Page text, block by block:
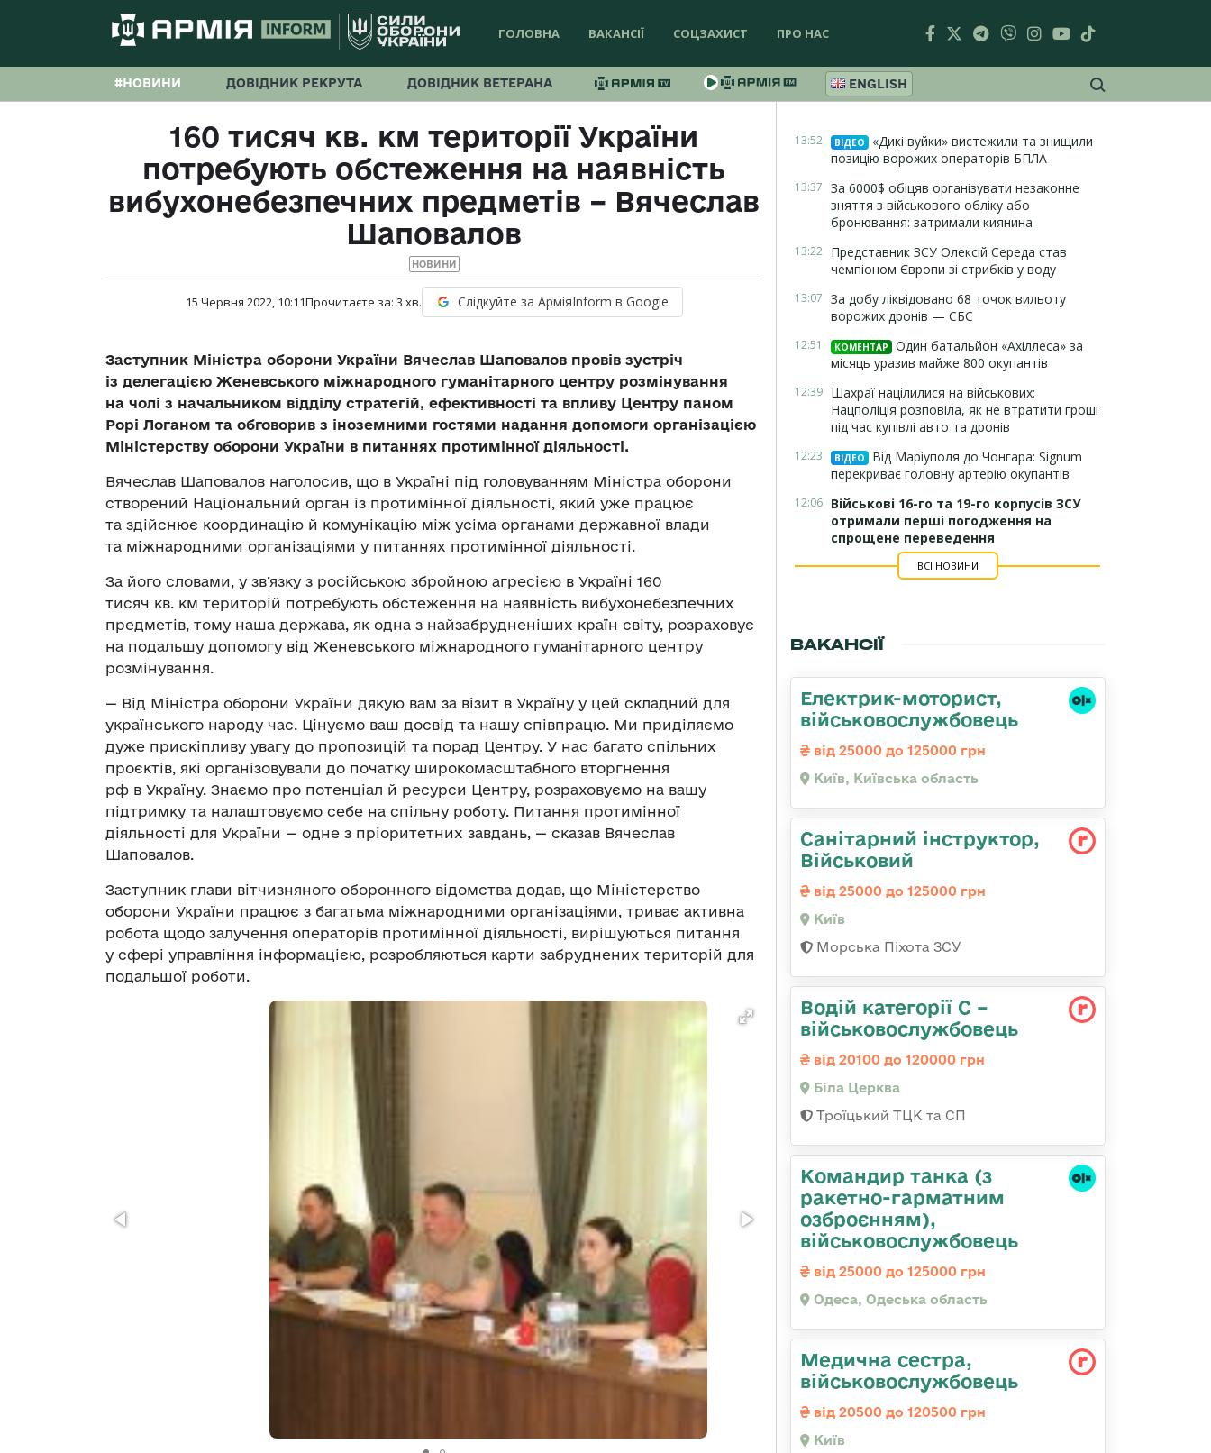
ГОЛОВНА ВАКАНСІЇ СОЦЗАХИСТ ПРО НАС
#НОВИНИ ДОВІДНИК РЕКРУТА ДОВІДНИК ВЕТЕРАНА ENGLISH
160 тисяч кв. км території України
потребують обстеження на наявність
вибухонебезпечних предметів – Вячеслав
Шаповалов
НОВИНИ
15 Червня 2022, 10:11Прочитаєте за: 3 хв. Слідкуйте за АрміяInform в Google
Заступник Міністра оборони України Вячеслав Шаповалов провів зустріч
із делегацією Женевського міжнародного гуманітарного центру розмінування
на чолі з начальником відділу стратегій, ефективності та впливу Центру паном
Рорі Логаном та обговорив з іноземними гостями надання допомоги організацією
Міністерству оборони України в питаннях протимінної діяльності.
Вячеслав Шаповалов наголосив, що в Україні під головуванням Міністра оборони
створений Національний орган із протимінної діяльності, який уже працює
та здійснює координацію й комунікацію між усіма органами державної влади
та міжнародними організаціями у питаннях протимінної діяльності.
За його словами, у зв’язку з російською збройною агресією в Україні 160
тисяч кв. км територій потребують обстеження на наявність вибухонебезпечних
предметів, тому наша держава, як одна з найзабрудненіших країн світу, розраховує
на подальшу допомогу від Женевського міжнародного гуманітарного центру
розмінування.
— Від Міністра оборони України дякую вам за візит в Україну у цей складний для
українського народу час. Цінуємо ваш досвід та нашу співпрацю. Ми приділяємо
дуже прискіпливу увагу до пропозицій та порад Центру. У нас багато спільних
проєктів, які організовували до початку широкомасштабного вторгнення
рф в Україну. Знаємо про потенціал й ресурси Центру, розраховуємо на вашу
підтримку та налаштовуємо себе на спільну роботу. Питання протимінної
діяльності для України — одне з пріоритетних завдань, — сказав Вячеслав
Шаповалов.
Заступник глави вітчизняного оборонного відомства додав, що Міністерство
оборони України працює з багатьма міжнародними організаціями, триває активна
робота щодо залучення операторів протимінної діяльності, вирішуються питання
у сфері управління інформацією, розробляються карти забруднених територій для
подальшої роботи.
13:52 ВІДЕО
«Дикі вуйки» вистежили та знищили
позицію ворожих операторів БПЛА
13:37 За 6000$ обіцяв організувати незаконне
зняття з військового обліку або
бронювання: затримали киянина
13:22 Представник ЗСУ Олексій Середа став
чемпіоном Європи зі стрибків у воду
13:07 За добу ліквідовано 68 точок вильоту
ворожих дронів — СБС
12:51 КОМЕНТАР
Один батальйон «Ахіллеса» за
місяць уразив майже 800 окупантів
12:39 Шахраї націлилися на військових:
Нацполіція розповіла, як не втратити гроші
під час купівлі авто та дронів
12:23 ВІДЕО
Від Маріуполя до Чонгара: Signum
перекриває головну артерію окупантів
12:06 Військові 16-го та 19-го корпусів ЗСУ
отримали перші погодження на
спрощене переведення
ВСІ НОВИНИ
ВАКАНСІЇ
Електрик-моторист,
військовослужбовець
від 25000 до 125000 грн
Київ, Київська область
Санітарний інструктор,
Військовий
від 25000 до 125000 грн
Київ
Морська Піхота ЗСУ
Водій категорії С –
військовослужбовець
від 20100 до 120000 грн
Біла Церква
Троїцький ТЦК та СП
Командиp танка (з
pакетно-гарматним
озброєнням),
військовослужбовець
від 25000 до 125000 грн
Одеса, Одеська область
Медична сестра,
військовослужбовець
від 20500 до 120500 грн
Київ